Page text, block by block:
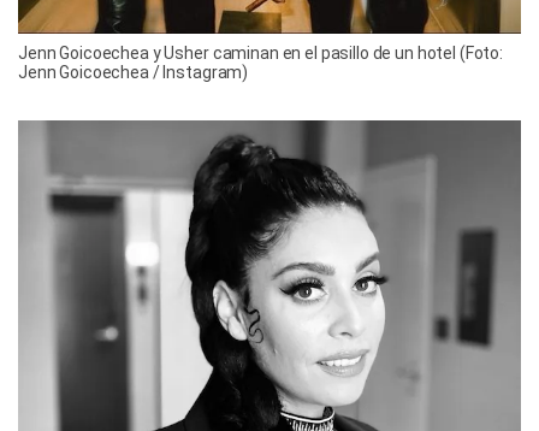
Jenn Goicoechea y Usher caminan en el pasillo de un hotel (Foto:
Jenn Goicoechea / Instagram)